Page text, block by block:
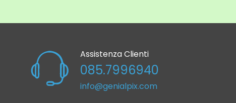
Assistenza Clienti
085.7996940
info@genialpix.com